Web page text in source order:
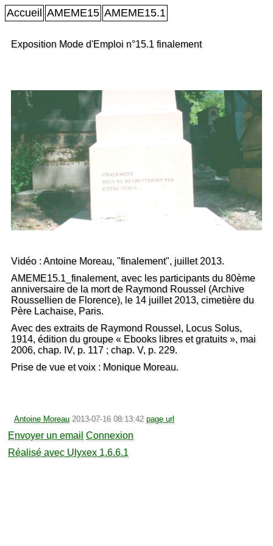
Accueil AMEME15 AMEME15.1
Exposition Mode d'Emploi n°15.1 finalement
Vidéo : Antoine Moreau, "finalement", juillet 2013.
AMEME15.1_finalement, avec les participants du 80ème
anniversaire de la mort de Raymond Roussel (Archive
Roussellien de Florence), le 14 juillet 2013, cimetière du
Père Lachaise, Paris.
Avec des extraits de Raymond Roussel, Locus Solus,
1914, édition du groupe « Ebooks libres et gratuits », mai
2006, chap. IV, p. 117 ; chap. V, p. 229.
Prise de vue et voix : Monique Moreau.
Antoine Moreau 2013-07-16 08:13:42 page url
Envoyer un email Connexion
Réalisé avec Ulyxex 1.6.6.1